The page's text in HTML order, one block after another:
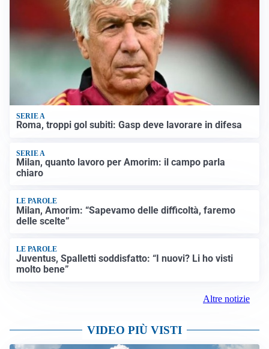
SERIE A
Roma, troppi gol subiti: Gasp deve lavorare in difesa
SERIE A
Milan, quanto lavoro per Amorim: il campo parla
chiaro
LE PAROLE
Milan, Amorim: “Sapevamo delle difficoltà, faremo
delle scelte”
LE PAROLE
Juventus, Spalletti soddisfatto: “I nuovi? Li ho visti
molto bene”
Altre notizie
VIDEO PIÙ VISTI